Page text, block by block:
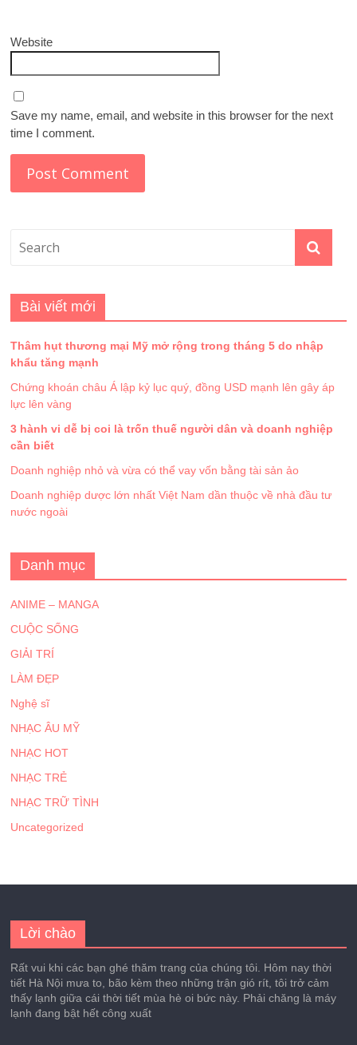
Website
Save my name, email, and website in this browser for the next
time I comment.
Bài viết mới
Thâm hụt thương mại Mỹ mở rộng trong tháng 5 do nhập
khẩu tăng mạnh
Chứng khoán châu Á lập kỷ lục quý, đồng USD mạnh lên gây áp
lực lên vàng
3 hành vi dễ bị coi là trốn thuế người dân và doanh nghiệp
cần biết
Doanh nghiệp nhỏ và vừa có thể vay vốn bằng tài sản ảo
Doanh nghiệp dược lớn nhất Việt Nam dần thuộc về nhà đầu tư
nước ngoài
Danh mục
ANIME – MANGA
CUỘC SỐNG
GIẢI TRÍ
LÀM ĐẸP
Nghệ sĩ
NHẠC ÂU MỸ
NHẠC HOT
NHẠC TRẺ
NHẠC TRỮ TÌNH
Uncategorized
Lời chào
Rất vui khi các bạn ghé thăm trang của chúng tôi. Hôm nay thời
tiết Hà Nội mưa to, bão kèm theo những trận gió rít, tôi trở cảm
thấy lạnh giữa cái thời tiết mùa hè oi bức này. Phải chăng là máy
lạnh đang bật hết công xuất